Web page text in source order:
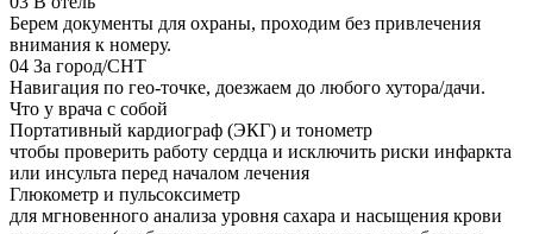
Берем документы для охраны, проходим без привлечения
внимания к номеру.
04 За город/СНТ
Навигация по гео-точке, доезжаем до любого хутора/дачи.
Что у врача с собой
Портативный кардиограф (ЭКГ) и тонометр
чтобы проверить работу сердца и исключить риски инфаркта
или инсульта перед началом лечения
Глюкометр и пульсоксиметр
для мгновенного анализа уровня сахара и насыщения крови